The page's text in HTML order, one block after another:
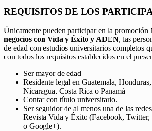
REQUISITOS DE LOS
Únicamente pueden participar en la promoción
negocios con Vida y Éxito y ADEN, las
de edad con estudios universitarios completos
con todos los requisitos establecidos en el
Ser mayor de edad
Residente legal en Guatemala,
Nicaragua, Costa Rica o Panamá
Contar con título universitario.
Ser seguidor de al menos una de las
Revista Vida y Éxito (Facebook,
o Google+).